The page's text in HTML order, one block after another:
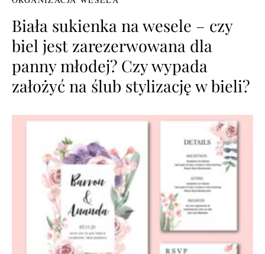
Biała sukienka na wesele – czy
biel jest zarezerwowana dla
panny młodej? Czy wypada
założyć na ślub stylizację w bieli?